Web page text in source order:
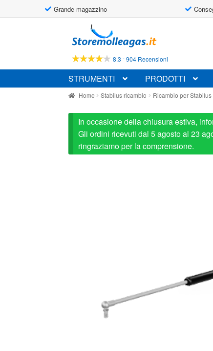
Grande magazzino
alla
navigazione
al
contenuto
8.3 -904 Recensioni
STRUMENTI PRODOTTI
Home Stabilus ricambio Ricambio per
In occasione della chiusura estiva,
Gli ordini ricevuti dal 5 agosto al 23
ringraziamo per la comprensione.